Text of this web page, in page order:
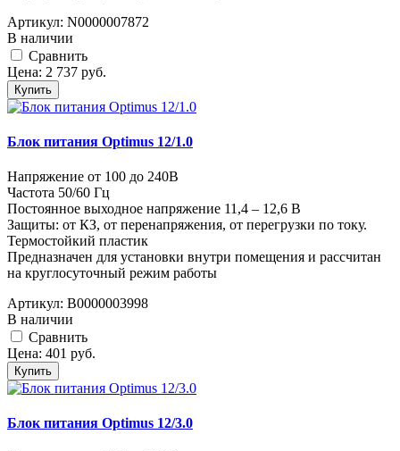
Артикул: N0000007872
В наличии
Cравнить
Цена: 2 737 руб.
Купить
Блок питания Optimus 12/1.0
Напряжение от 100 до 240В
Частота 50/60 Гц
Постоянное выходное напряжение 11,4 – 12,6 В
Защиты: от КЗ, от перенапряжения, от перегрузки по току.
Термостойкий пластик
Предназначен для установки внутри помещения и рассчитан
на круглосуточный режим работы
Артикул: В0000003998
В наличии
Cравнить
Цена: 401 руб.
Купить
Блок питания Optimus 12/3.0